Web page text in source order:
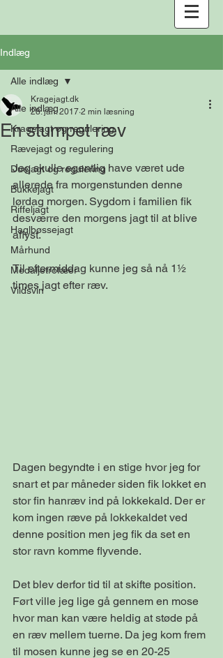
Indlæg
Alle indlæg
Kragejagt og regulering
Rævejagt og regulering
Duejagt og regulering
Bukkejagt
Riffeljagt
Haglbøssejagt
Mårhund
Medaljetrofæer
Vildsvin
Alle indlæg
En stumpet ræv
Kragejagt.dk
28. jan. 2017 2 min læsning
Jeg skulle egentlig have været ude
allerede fra morgenstunden denne
lørdag morgen. Sygdom i familien fik
desværre den morgens jagt til at blive
aflyst.
Til eftermiddag kunne jeg så nå 1½
times jagt efter ræv.
Dagen begyndte i en stige hvor jeg for
snart et par måneder siden fik lokket en
stor fin hanræv ind på lokkekald. Der er
kom ingen ræve på lokkekaldet ved
denne position men jeg fik da set en
stor ravn komme flyvende.
Det blev derfor tid til at skifte position.
Ført ville jeg lige gå gennem en mose
hvor man kan være heldig at støde på
en ræv mellem tuerne. Da jeg kom frem
til mosen kunne jeg se en 20-25